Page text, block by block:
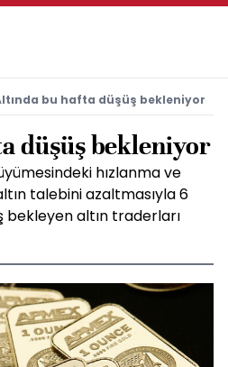
bu hafta düşüş bekleniyor
düşüş bekleniyor
hızlanma ve
talebini azaltmasıyla 6
bekleyen altın traderları